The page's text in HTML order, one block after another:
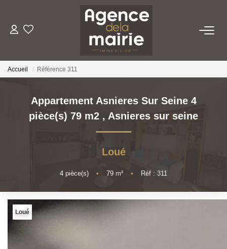
TRANSACTION
ESTIMATION
NOTRE AGENCE
Qui Sommes Nous
Nous Rejoindre
Accueil Référence 311
Appartement Asnieres Sur Seine 4
pièce(s) 79 m2 , Asnieres sur seine
Loué
4 pièce(s) • 79 m² • Réf : 311
Loué